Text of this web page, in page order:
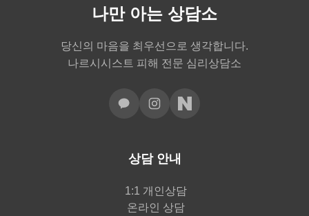
나만 아는 상담소
당신의 마음을 최우선으로 생각합니다.
나르시시스트 피해 전문 심리상담소
상담 안내
1:1 개인상담
온라인 상담